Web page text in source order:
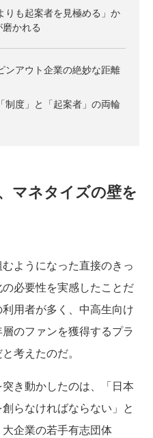
りも起案者を見極める」か
かれる
ンアウト企業の絶妙な距離
制度」と「起案者」の両輪
マネタイズの壁を
ようになった直接のきっ
必要性を実感したことだ
用者が多く、中高生向け
のファンを獲得するプラ
考えたのだ。
き動かしたのは、「日本
らなければならない」と
企業の若手有志団体